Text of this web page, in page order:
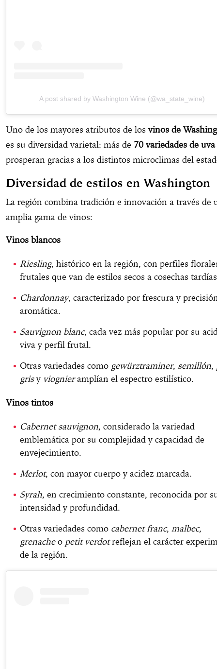
A post shared by Washington Wine (@wa_state_wine)
Uno de los mayores atributos de los vinos de
es su diversidad varietal: más de 70 variedades de uva
prosperan gracias a los distintos microclimas del
Diversidad de estilos en Washington
La región combina tradición e innovación a través de
amplia gama de vinos:
Vinos blancos
Riesling, histórico en la región, con perfiles
frutales que van de estilos secos a cosechas
Chardonnay, caracterizado por frescura y
aromática.
Sauvignon blanc, cada vez más popular por su
viva y perfil frutal.
Otras variedades como gewürztraminer, semillón,
grisy viognieramplían el espectro estilístico.
Vinos tintos
Cabernet sauvignon, considerado la variedad
emblemática por su complejidad y capacidad de
envejecimiento.
Merlot, con mayor cuerpo y acidez marcada.
Syrah, en crecimiento constante, reconocida por
intensidad y profundidad.
Otras variedades como cabernet franc, malbec,
grenacheo petit verdotreflejan el carácter
de la región.